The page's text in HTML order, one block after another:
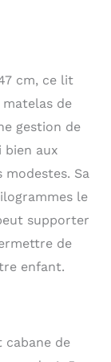
cm, ce lit
de
gestion de
bien aux
modestes. Sa
le
supporter
de
enfant.
cabane de